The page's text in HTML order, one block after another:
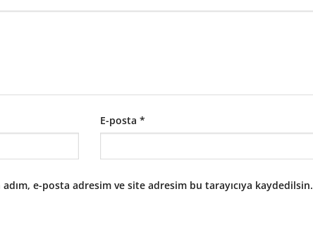
E-posta *
e-posta adresim ve site adresim bu tarayıcıya kaydedilsin.